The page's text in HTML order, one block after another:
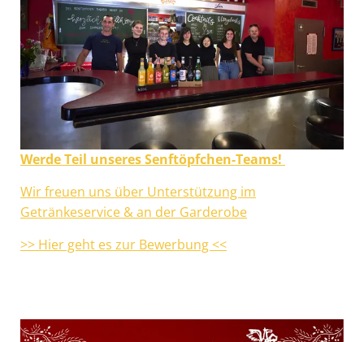
Werde Teil unseres Senftöpfchen-Teams!
Wir freuen uns über Unterstützung im
Getränkeservice & an der Garderobe
>> Hier geht es zur Bewerbung <<